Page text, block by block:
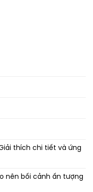
thích chi tiết và ứng
nên bối cảnh ấn tượng